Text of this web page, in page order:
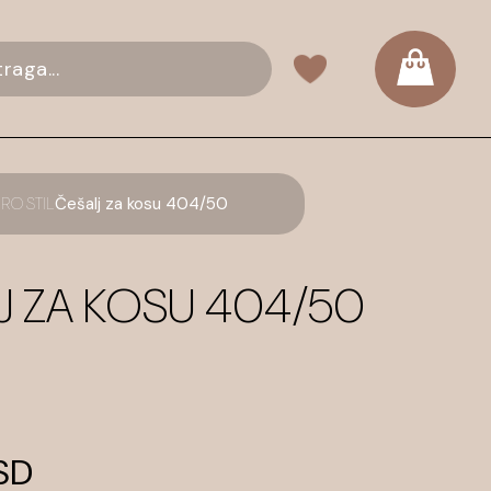
STILČešalj za kosu 404/50
ZA KOSU 404/50